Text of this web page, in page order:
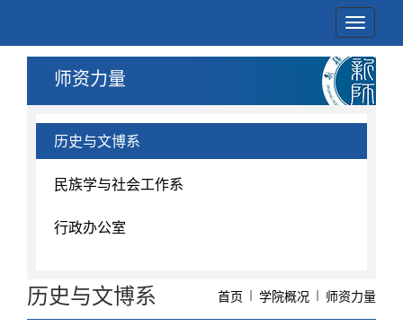
Toggle
师资力量
历史与文博系
民族学与社会工作系
行政办公室
历史与文博系 首页 学院概况 师资力量